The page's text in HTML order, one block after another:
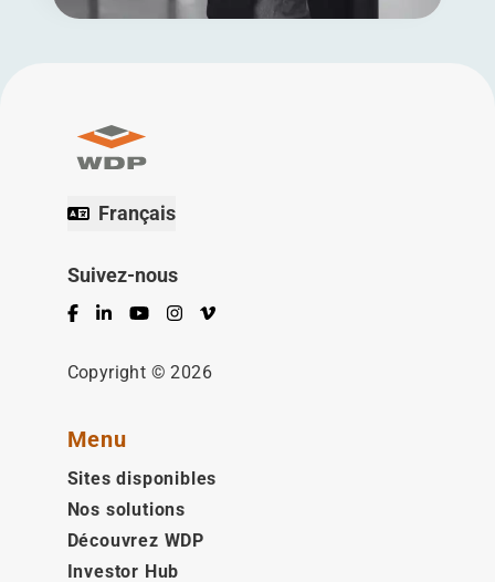
Français
Suivez-nous
Facebook
LinkedInYouTubeInstagram
Vimeo
Copyright © 2026
Menu
Sites disponibles
Nos solutions
Découvrez WDP
Investor Hub